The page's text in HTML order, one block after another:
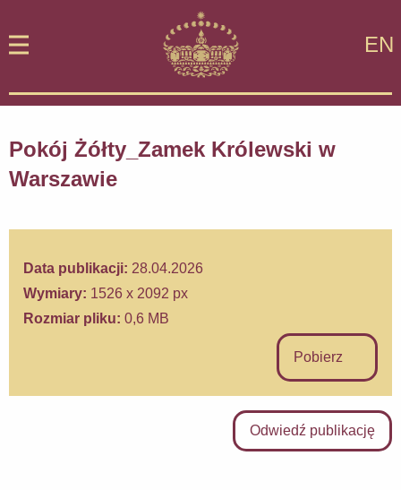
EN
Pokój Żółty_Zamek Królewski w
Warszawie
Data publikacji: 28.04.2026
Wymiary: 1526 x 2092 px
Rozmiar pliku: 0,6 MB
Pobierz
Odwiedź publikację